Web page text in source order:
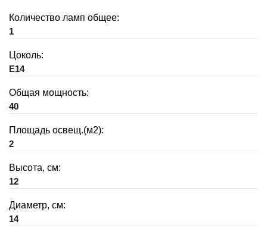
Количество ламп общее:
1
Цоколь:
E14
Общая мощность:
40
Площадь освещ.(м2):
2
Высота, см:
12
Диаметр, см:
14